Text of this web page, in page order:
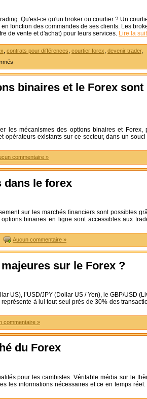
Qu'est-ce qu'un broker ou courtier ? Un
fonction des commandes de ses clients. Les
de vente et d'achat) pour leurs services. Lire la
contrats pour différences courtier forex devenir trader,
binaires et le Forex sont
les mécanismes des options binaires et Forex,
opérateurs existants sur ce secteur, dans un souci
commentaire »
dans le forex
sur les marchés financiers sont possibles
binaires en ligne sont accessibles aux
Aucun commentaire »
sur le Forex ?
US), l’USD/JPY (Dollar US / Yen), le GBP/USD
à lui tout seul près de 30% des
commentaire »
du Forex
pour les cambistes. Véritable média sur le
les informations nécessaires et ce en temps